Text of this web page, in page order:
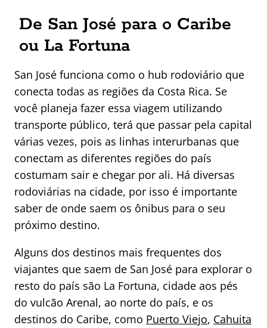
De San José para o Caribe
ou La Fortuna
San José funciona como o hub rodoviário que
conecta todas as regiões da Costa Rica. Se
você planeja fazer essa viagem utilizando
transporte público, terá que passar pela capital
várias vezes, pois as linhas interurbanas que
conectam as diferentes regiões do país
costumam sair e chegar por ali. Há diversas
rodoviárias na cidade, por isso é importante
saber de onde saem os ônibus para o seu
próximo destino.
Alguns dos destinos mais frequentes dos
viajantes que saem de San José para explorar o
resto do país são La Fortuna, cidade aos pés
do vulcão Arenal, ao norte do país, e os
destinos do Caribe, como Puerto Viejo, Cahuita